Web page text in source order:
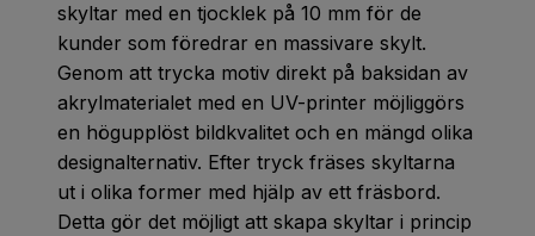
skyltar med en tjocklek på 10 mm för de
kunder som föredrar en massivare skylt.
Genom att trycka motiv direkt på baksidan av
akrylmaterialet med en UV-printer möjliggörs
en högupplöst bildkvalitet och en mängd olika
designalternativ. Efter tryck fräses skyltarna
ut i olika former med hjälp av ett fräsbord.
Detta gör det möjligt att skapa skyltar i princip